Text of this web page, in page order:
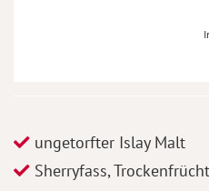
ungetorfter Islay Malt
Sherryfass,